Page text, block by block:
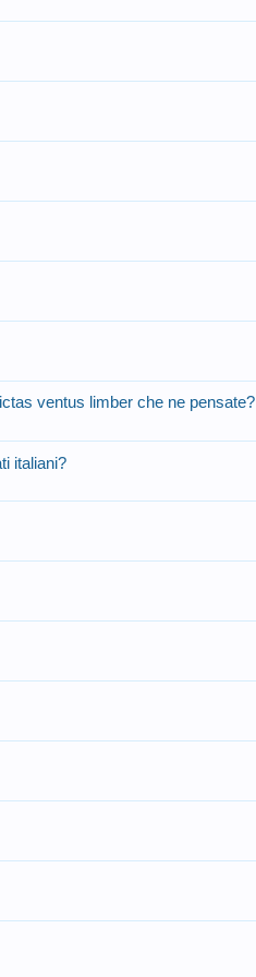
ventus limber che ne pensate?
italiani?